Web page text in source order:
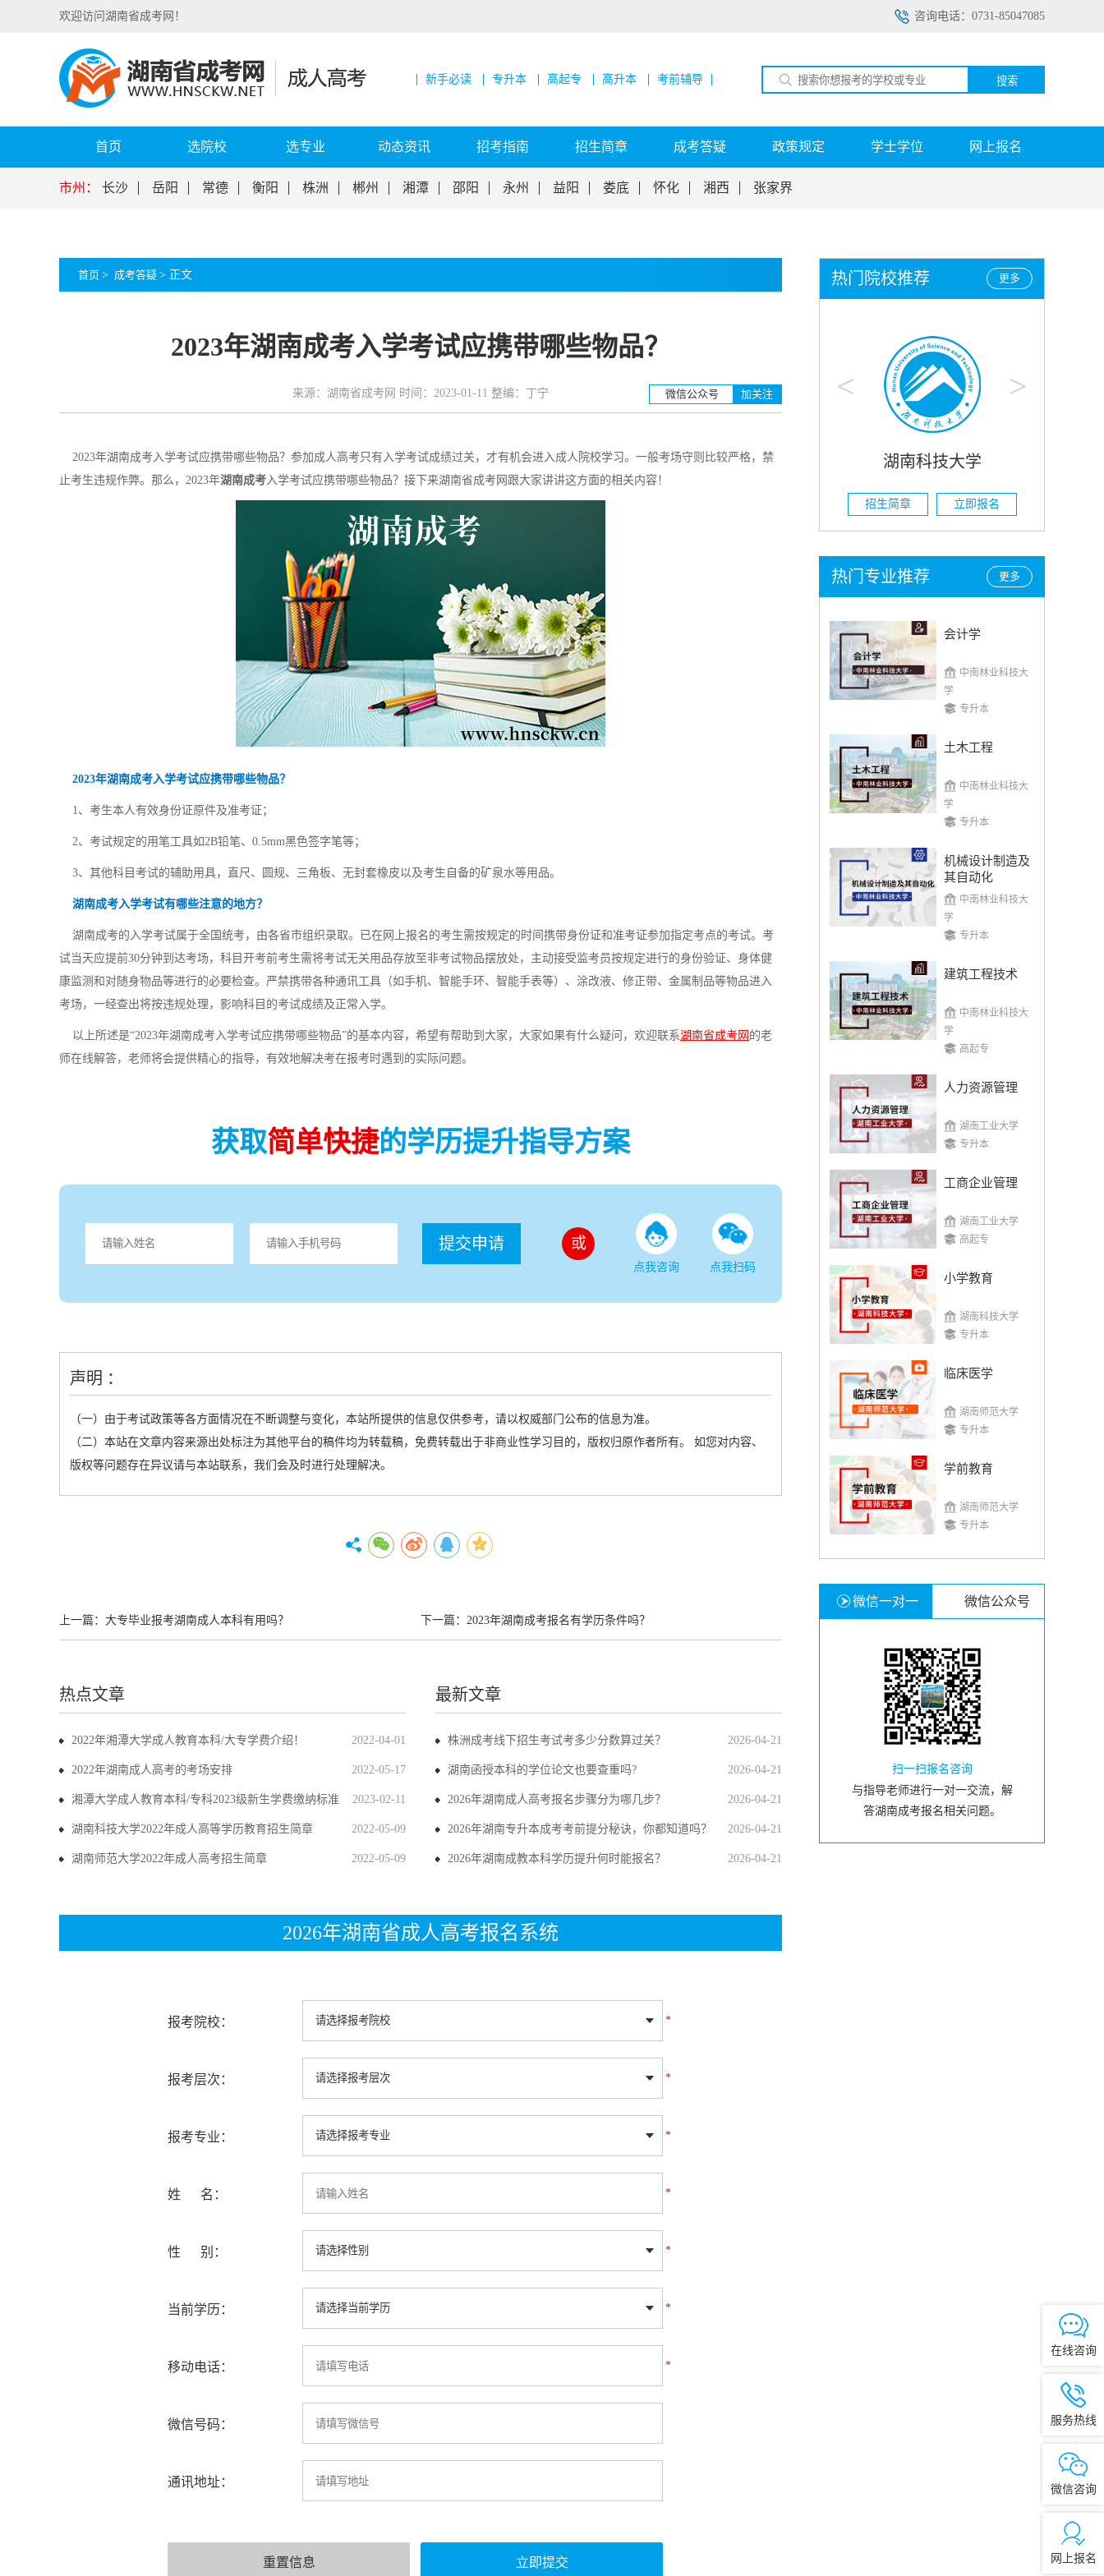
咨询电话：0731-85047085
欢迎访问湖南省成考网！
新手必读 专升本 高起专 高升本 考前辅导 搜索
首页 选院校 选专业 动态资讯 招考指南 招生简章 成考答疑 政策规定 学士学位 网上报名
市州： 长沙 岳阳 常德 衡阳 株洲 郴州 湘潭 邵阳 永州 益阳 娄底 怀化 湘西 张家界
首页 > 成考答疑 > 正文
2023年湖南成考入学考试应携带哪些物品？
来源：湖南省成考网 时间：2023-01-11 整编：丁宁 微信公众号 加关注
2023年湖南成考入学考试应携带哪些物品？参加成人高考只有入学考试成绩过关，才有机会进入成人院校学习。一般考场守则比较严格，禁
止考生违规作弊。那么，2023年湖南成考入学考试应携带哪些物品？接下来湖南省成考网跟大家讲讲这方面的相关内容！
2023年湖南成考入学考试应携带哪些物品？
1、考生本人有效身份证原件及准考证；
2、考试规定的用笔工具如2B铅笔、0.5mm黑色签字笔等；
3、其他科目考试的辅助用具，直尺、圆规、三角板、无封套橡皮以及考生自备的矿泉水等用品。
湖南成考入学考试有哪些注意的地方？
湖南成考的入学考试属于全国统考，由各省市组织录取。已在网上报名的考生需按规定的时间携带身份证和准考证参加指定考点的考试。考
试当天应提前30分钟到达考场，科目开考前考生需将考试无关用品存放至非考试物品摆放处，主动接受监考员按规定进行的身份验证、身体健
康监测和对随身物品等进行的必要检查。严禁携带各种通讯工具（如手机、智能手环、智能手表等）、涂改液、修正带、金属制品等物品进入
考场，一经查出将按违规处理，影响科目的考试成绩及正常入学。
以上所述是“2023年湖南成考入学考试应携带哪些物品”的基本内容，希望有帮助到大家，大家如果有什么疑问，欢迎联系湖南省成考网 的老
师在线解答，老师将会提供精心的指导，有效地解决考在报考时遇到的实际问题。
获取简单快捷的学历提升指导方案
提交申请 或
点我咨询 点我扫码
声明 ：
（一）由于考试政策等各方面情况在不断调整与变化，本站所提供的信息仅供参考，请以权威部门公布的信息为准。
（二）本站在文章内容来源出处标注为其他平台的稿件均为转载稿，免费转载出于非商业性学习目的，版权归原作者所有。 如您对内容、
版权等问题存在异议请与本站联系，我们会及时进行处理解决。
上一篇： 大专毕业报考湖南成人本科有用吗？ 下一篇： 2023年湖南成考报名有学历条件吗？
热点文章
2022-04-01
2022年湘潭大学成人教育本科/大专学费介绍！
2022-05-17
2022年湖南成人高考的考场安排
2023-02-11
湘潭大学成人教育本科/专科2023级新生学费缴纳标准
2022-05-09
湖南科技大学2022年成人高等学历教育招生简章
2022-05-09
湖南师范大学2022年成人高考招生简章
最新文章
2026-04-21
株洲成考线下招生考试考多少分数算过关？
2026-04-21
湖南函授本科的学位论文也要查重吗?
2026-04-21
2026年湖南成人高考报名步骤分为哪几步？
2026-04-21
2026年湖南专升本成考考前提分秘诀，你都知道吗？
2026-04-21
2026年湖南成教本科学历提升何时能报名？
2026年湖南省成人高考报名系统
报考院校： *
报考层次： *
报考专业： *
姓 名： *
性 别： *
当前学历： *
移动电话： *
微信号码：
通讯地址：
更多
热门院校推荐
< >
湖南工业大学
招生简章
湖南科技大学
招生简章 立即报名
更多
热门专业推荐
会计学
中南林业科技大
学
专升本
土木工程
中南林业科技大
学
专升本
机械设计制造及
其自动化
中南林业科技大
学
专升本
建筑工程技术
中南林业科技大
学
高起专
人力资源管理
湖南工业大学
专升本
工商企业管理
湖南工业大学
高起专
小学教育
湖南科技大学
专升本
临床医学
湖南师范大学
专升本
学前教育
湖南师范大学
专升本
微信一对一 微信公众号
扫一扫报名咨询
与指导老师进行一对一交流，解
答湖南成考报名相关问题。
在线咨询
服务热线
微信咨询
网上报名